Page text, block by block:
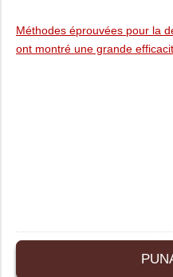
Méthodes éprouvées pour la
ont montré une grande